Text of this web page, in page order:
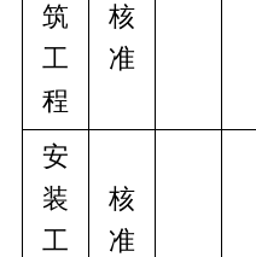
筑
工
程
核
准
安
装
工
核
准